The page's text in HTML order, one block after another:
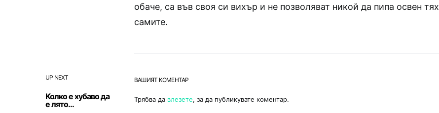
UP NEXT
Колко е хубаво да
е лято…
обаче, са във своя си вихър и не позволяват никой да пипа освен тях
самите.
ВАШИЯТ КОМЕНТАР
Трябва да влезете, за да публикувате коментар.